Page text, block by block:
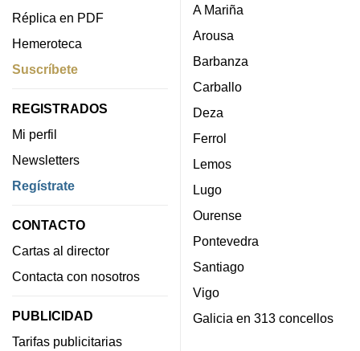
Réplica en PDF
Hemeroteca
Suscríbete
REGISTRADOS
Mi perfil
Newsletters
Regístrate
CONTACTO
Cartas al director
Contacta con nosotros
PUBLICIDAD
Tarifas publicitarias
A Mariña
Arousa
Barbanza
Carballo
Deza
Ferrol
Lemos
Lugo
Ourense
Pontevedra
Santiago
Vigo
Galicia en 313 concellos